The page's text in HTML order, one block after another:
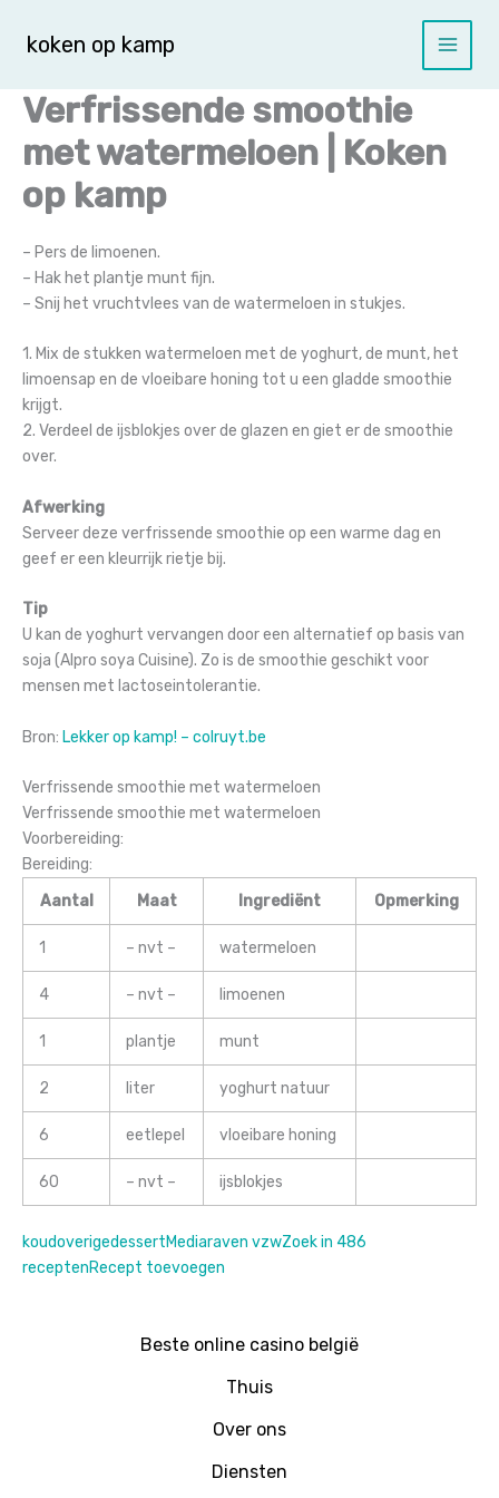
naar
inhoud
koken op kamp
Verfrissende smoothie
met watermeloen | Koken
op kamp
– Pers de limoenen.
– Hak het plantje munt fijn.
– Snij het vruchtvlees van de watermeloen in stukjes.
1. Mix de stukken watermeloen met de yoghurt, de munt, het
limoensap en de vloeibare honing tot u een gladde smoothie
krijgt.
2. Verdeel de ijsblokjes over de glazen en giet er de smoothie
over.
Afwerking
Serveer deze verfrissende smoothie op een warme dag en
geef er een kleurrijk rietje bij.
Tip
U kan de yoghurt vervangen door een alternatief op basis van
soja (Alpro soya Cuisine). Zo is de smoothie geschikt voor
mensen met lactoseintolerantie.
Bron: Lekker op kamp! – colruyt.be
Verfrissende smoothie met watermeloen
Verfrissende smoothie met watermeloen
Voorbereiding:
Bereiding:
Aantal
Maat Ingrediënt Opmerking
1 – nvt – watermeloen
4 – nvt – limoenen
1 plantje munt
2 liter yoghurt natuur
6 eetlepel vloeibare honing
60 – nvt – ijsblokjes
koudoverigedessertMediaraven vzwZoek in 486
receptenRecept toevoegen
Beste online casino belgië
Thuis
Over ons
Diensten